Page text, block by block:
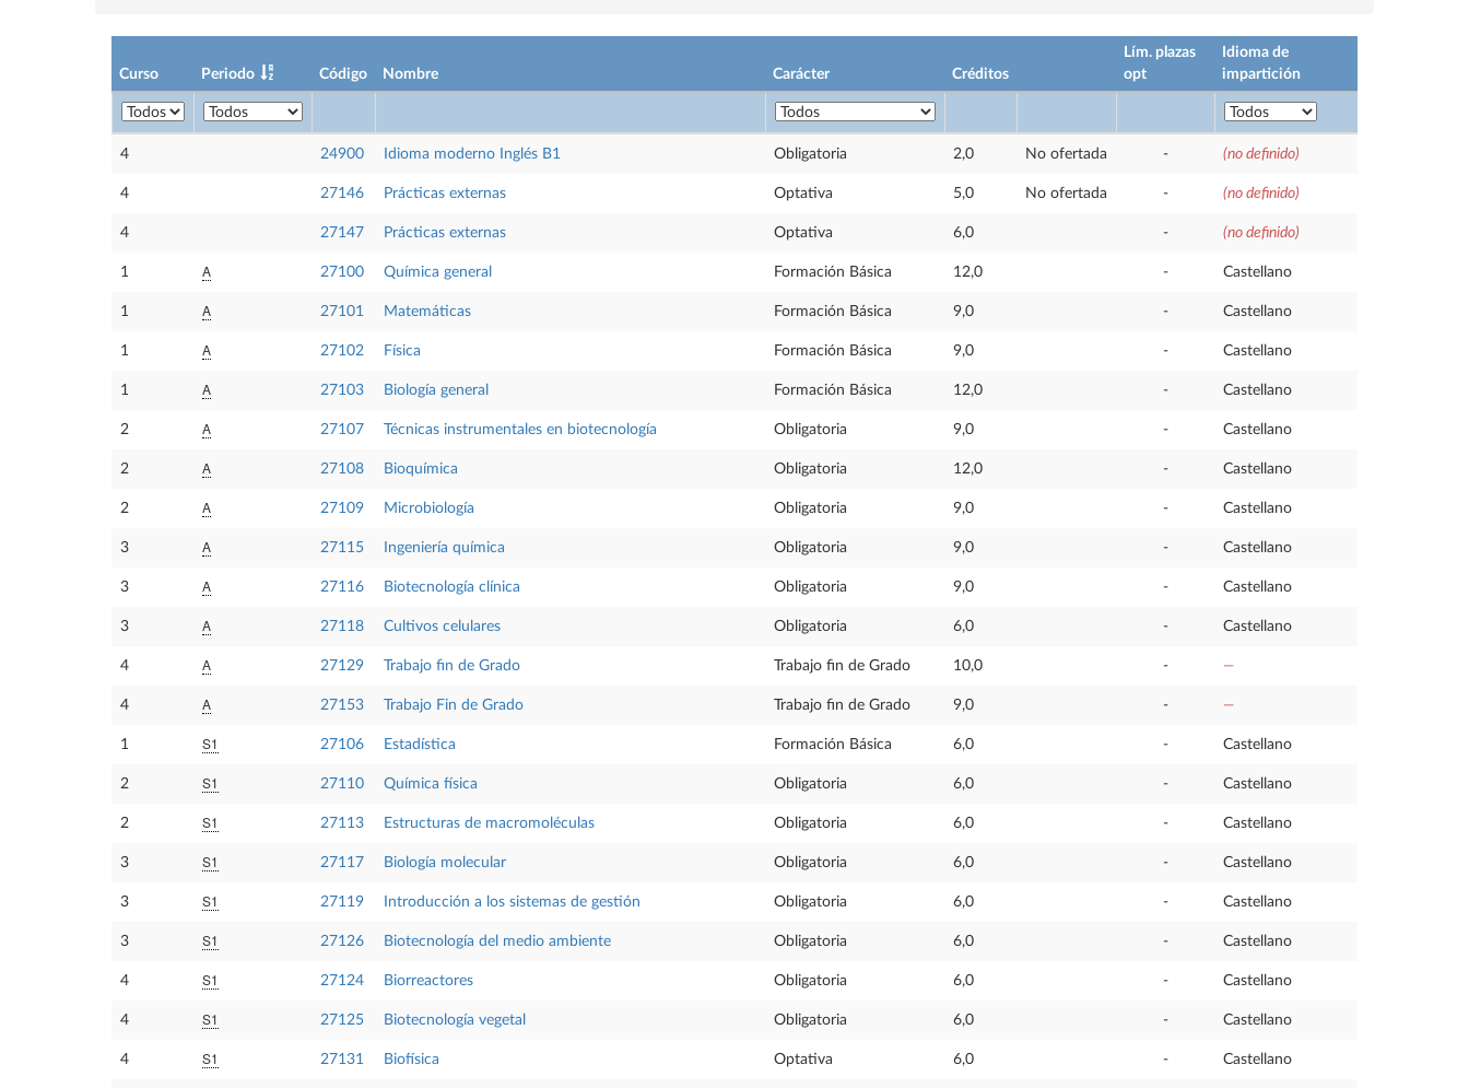
Curso Periodo Código Nombre Carácter Créditos
Lím. plazas
opt
Idioma de
impartición
4 24900 Idioma moderno Inglés B1 Obligatoria 2,0 No ofertada - (no definido)
4 27146 Prácticas externas Optativa 5,0 No ofertada - (no definido)
4 27147 Prácticas externas Optativa 6,0 - (no definido)
1 A 27100 Química general Formación Básica 12,0 - Castellano
1 A 27101 Matemáticas Formación Básica 9,0 - Castellano
1 A 27102 Física Formación Básica 9,0 - Castellano
1 A 27103 Biología general Formación Básica 12,0 - Castellano
2 A 27107 Técnicas instrumentales en biotecnología Obligatoria 9,0 - Castellano
2 A 27108 Bioquímica Obligatoria 12,0 - Castellano
2 A 27109 Microbiología Obligatoria 9,0 - Castellano
3 A 27115 Ingeniería química Obligatoria 9,0 - Castellano
3 A 27116 Biotecnología clínica Obligatoria 9,0 - Castellano
3 A 27118 Cultivos celulares Obligatoria 6,0 - Castellano
4 A 27129 Trabajo fin de Grado Trabajo fin de Grado 10,0 - —
4 A 27153 Trabajo Fin de Grado Trabajo fin de Grado 9,0 - —
1 S1 27106 Estadística Formación Básica 6,0 - Castellano
2 S1 27110 Química física Obligatoria 6,0 - Castellano
2 S1 27113 Estructuras de macromoléculas Obligatoria 6,0 - Castellano
3 S1 27117 Biología molecular Obligatoria 6,0 - Castellano
3 S1 27119 Introducción a los sistemas de gestión Obligatoria 6,0 - Castellano
3 S1 27126 Biotecnología del medio ambiente Obligatoria 6,0 - Castellano
4 S1 27124 Biorreactores Obligatoria 6,0 - Castellano
4 S1 27125 Biotecnología vegetal Obligatoria 6,0 - Castellano
4 S1 27131 Biofísica Optativa 6,0 - Castellano